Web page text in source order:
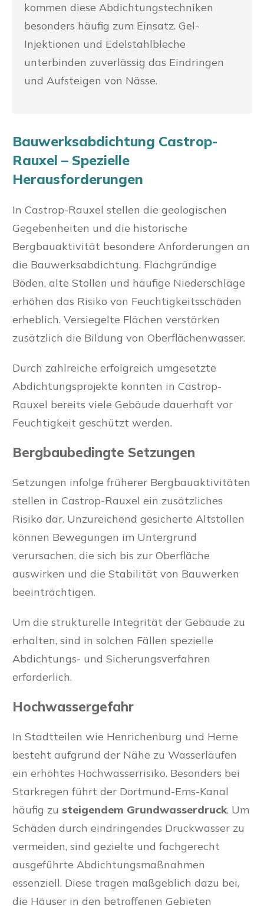
kommen diese Abdichtungstechniken
besonders häufig zum Einsatz. Gel-
Injektionen und Edelstahlbleche
unterbinden zuverlässig das Eindringen
und Aufsteigen von Nässe.
Bauwerksabdichtung Castrop-
Rauxel – Spezielle
Herausforderungen
In Castrop-Rauxel stellen die geologischen
Gegebenheiten und die historische
Bergbauaktivität besondere Anforderungen an
die Bauwerksabdichtung. Flachgründige
Böden, alte Stollen und häufige Niederschläge
erhöhen das Risiko von Feuchtigkeitsschäden
erheblich. Versiegelte Flächen verstärken
zusätzlich die Bildung von Oberflächenwasser.
Durch zahlreiche erfolgreich umgesetzte
Abdichtungsprojekte konnten in Castrop-
Rauxel bereits viele Gebäude dauerhaft vor
Feuchtigkeit geschützt werden.
Bergbaubedingte Setzungen
Setzungen infolge früherer Bergbauaktivitäten
stellen in Castrop-Rauxel ein zusätzliches
Risiko dar. Unzureichend gesicherte Altstollen
können Bewegungen im Untergrund
verursachen, die sich bis zur Oberfläche
auswirken und die Stabilität von Bauwerken
beeinträchtigen.
Um die strukturelle Integrität der Gebäude zu
erhalten, sind in solchen Fällen spezielle
Abdichtungs- und Sicherungsverfahren
erforderlich.
Hochwassergefahr
In Stadtteilen wie Henrichenburg und Herne
besteht aufgrund der Nähe zu Wasserläufen
ein erhöhtes Hochwasserrisiko. Besonders bei
Starkregen führt der Dortmund-Ems-Kanal
häufig zu steigendem Grundwasserdruck. Um
Schäden durch eindringendes Druckwasser zu
vermeiden, sind gezielte und fachgerecht
ausgeführte Abdichtungsmaßnahmen
essenziell. Diese tragen maßgeblich dazu bei,
die Häuser in den betroffenen Gebieten